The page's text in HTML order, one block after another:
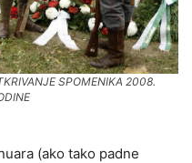
SPOMENIKA 2008.
(ako tako padne